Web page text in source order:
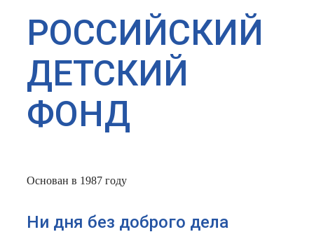
РОССИЙСКИЙ
ДЕТСКИЙ
ФОНД
Основан в 1987 году
Ни дня без доброго дела